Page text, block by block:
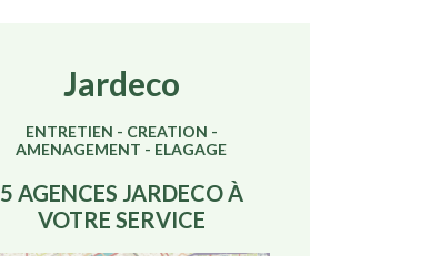
Jardeco
ENTRETIEN - CREATION -
AMENAGEMENT - ELAGAGE
5 AGENCES JARDECO À
VOTRE SERVICE